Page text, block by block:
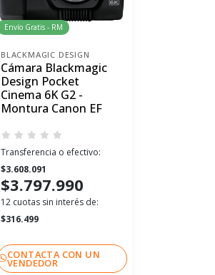
Envío Gratis - RM
BLACKMAGIC DESIGN
Cámara Blackmagic
Design Pocket
Cinema 6K G2 -
Montura Canon EF
Transferencia o efectivo:
$3.608.091
$3.797.990
12 cuotas sin interés de:
$316.499
CONTACTA CON UN
VENDEDOR